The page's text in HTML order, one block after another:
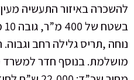
להשכרה באיזור התעשיה
נוחה ,תריס גלילה רחב
מושלמת. בנוסף חדר למשרד